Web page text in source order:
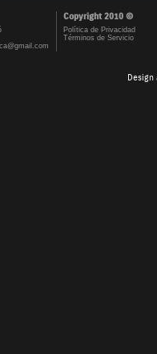
Copyright 2010 ©
Política de Privacidad
Términos de Servicio